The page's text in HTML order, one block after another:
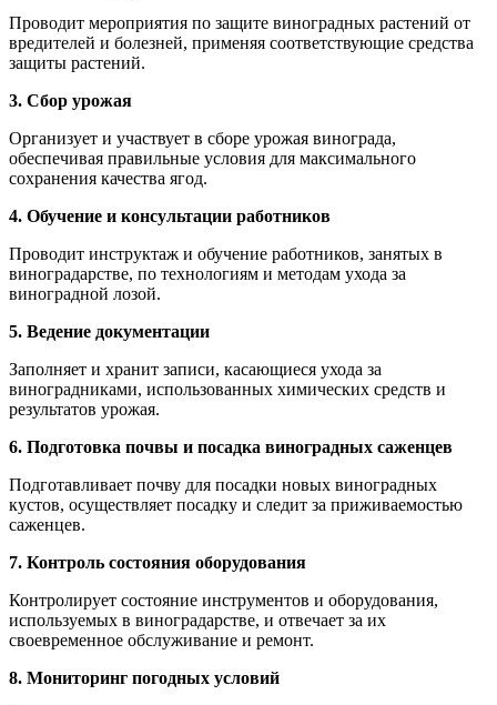
Проводит мероприятия по защите виноградных растений от
вредителей и болезней, применяя соответствующие средства
защиты растений.
3. Сбор урожая
Организует и участвует в сборе урожая винограда,
обеспечивая правильные условия для максимального
сохранения качества ягод.
4. Обучение и консультации работников
Проводит инструктаж и обучение работников, занятых в
виноградарстве, по технологиям и методам ухода за
виноградной лозой.
5. Ведение документации
Заполняет и хранит записи, касающиеся ухода за
виноградниками, использованных химических средств и
результатов урожая.
6. Подготовка почвы и посадка виноградных саженцев
Подготавливает почву для посадки новых виноградных
кустов, осуществляет посадку и следит за приживаемостью
саженцев.
7. Контроль состояния оборудования
Контролирует состояние инструментов и оборудования,
используемых в виноградарстве, и отвечает за их
своевременное обслуживание и ремонт.
8. Мониторинг погодных условий